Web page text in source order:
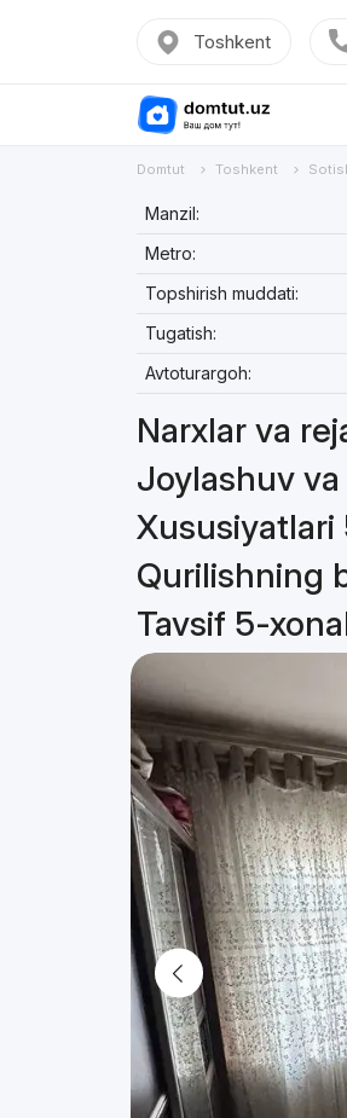
Toshkent
Domtut Toshkent
Manzil:
Metro:
Topshirish muddati:
Tugatish:
Avtoturargoh:
Narxlar va
Joylashuv
Xususiyatlari
Qurilishning
Tavsif 5-